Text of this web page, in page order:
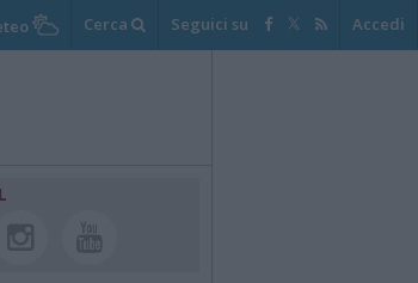
Cerca Seguici su Accedi